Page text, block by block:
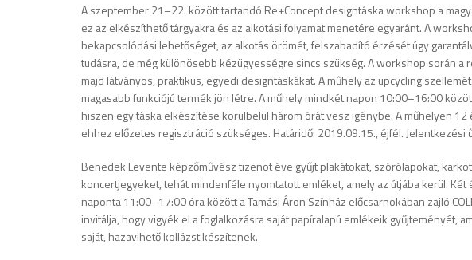
A szeptember 21–22. között tartandó Re+Concept designtáska workshop a
ez az elkészíthető tárgyakra és az alkotási folyamat menetére egyaránt. A
bekapcsolódási lehetőséget, az alkotás örömét, felszabadító érzését úgy
tudásra, de még különösebb kézügyességre sincs szükség. A workshop során
majd látványos, praktikus, egyedi designtáskákat. A műhely az upcycling
magasabb funkciójú termék jön létre. A műhely mindkét napon 10:00–16:00
hiszen egy táska elkészítése körülbelül három órát vesz igénybe. A műhelyen
ehhez előzetes regisztráció szükséges. Határidő: 2019.09.15., éjfél.
Benedek Levente képzőművész tizenöt éve gyűjt plakátokat, szórólapokat,
koncertjegyeket, tehát mindenféle nyomtatott emléket, amely az útjába kerül.
naponta 11:00–17:00 óra között a Tamási Áron Színház előcsarnokában zajló
invitálja, hogy vigyék el a foglalkozásra saját papíralapú emlékeik gyűjteményét,
saját, hazavihető kollázst készítenek.